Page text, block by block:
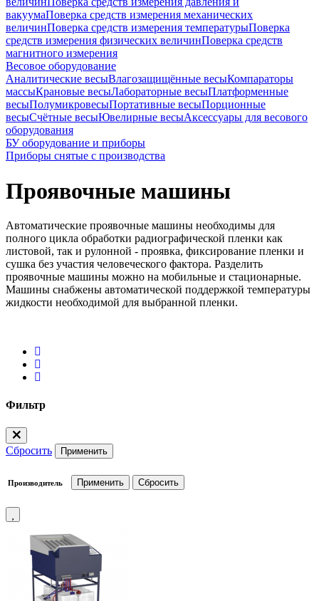
вакуумаПоверка средств измерения механических
величинПоверка средств измерения температурыПоверка
средств измерения физических величинПоверка средств
магнитного измерения
Весовое оборудование
Аналитические весыВлагозащищённые весыКомпараторы
массыКрановые весыЛабораторные весыПлатформенные
весыПолумикровесыПортативные весыПорционные
весыСчётные весыЮвелирные весыАксессуары для весового
оборудования
БУ оборудование и приборы
Приборы снятые с производства
Проявочные машины
Автоматические проявочные машины необходимы для
полного цикла обработки радиографической пленки как
листовой, так и рулонной - проявка, фиксирование пленки и
сушка без участия человеческого фактора. Разделить
проявочные машины можно на мобильные и стационарные.
Машины снабжены автоматической поддержкой температуры
жидкости необходимой для выбранной пленки.
Фильтр
Сбросить Применить
Производитель